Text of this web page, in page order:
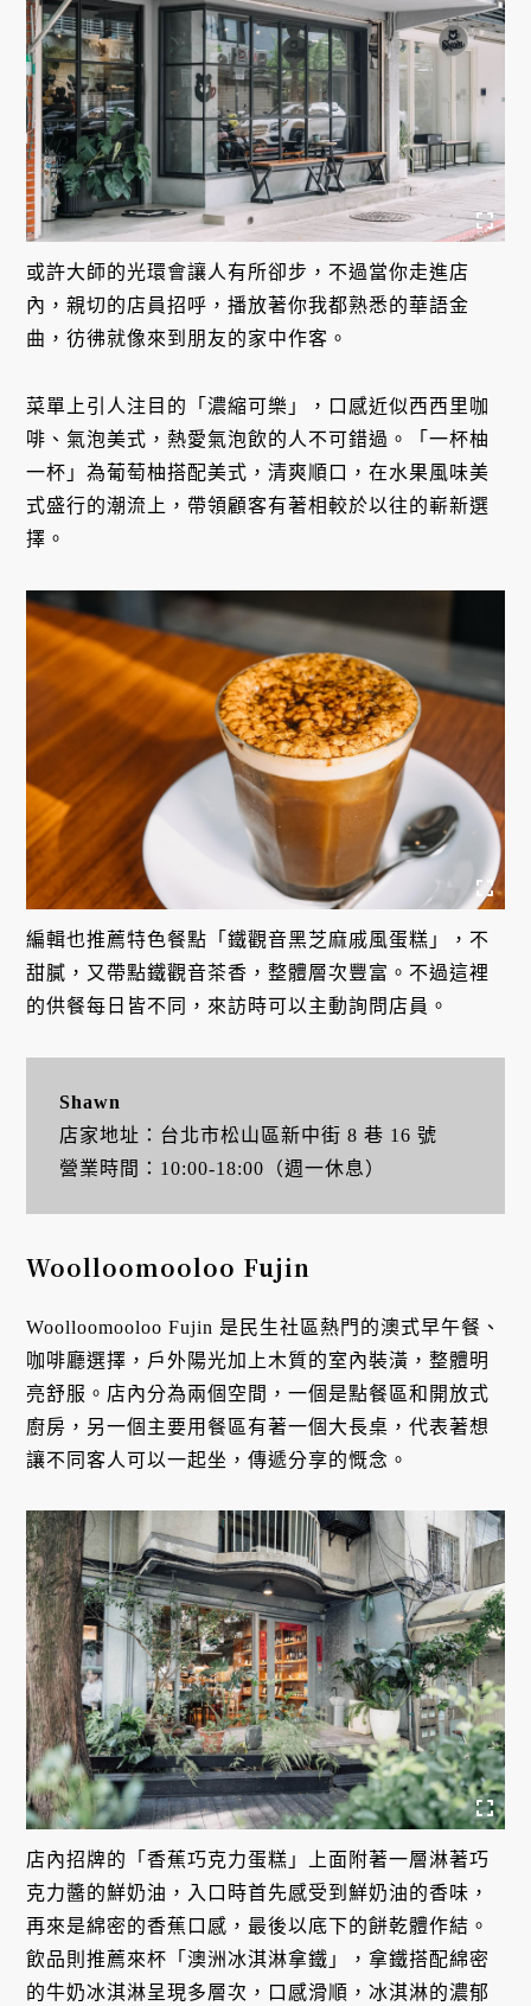
或許大師的光環會讓人有所卻步，不過當你走進店
內，親切的店員招呼，播放著你我都熟悉的華語金
曲，彷彿就像來到朋友的家中作客。
菜單上引人注目的「濃縮可樂」，口感近似西西里咖
啡、氣泡美式，熱愛氣泡飲的人不可錯過。「一杯柚
一杯」為葡萄柚搭配美式，清爽順口，在水果風味美
式盛行的潮流上，帶領顧客有著相較於以往的嶄新選
擇。
編輯也推薦特色餐點「鐵觀音黑芝麻戚風蛋糕」，不
甜膩，又帶點鐵觀音茶香，整體層次豐富。不過這裡
的供餐每日皆不同，來訪時可以主動詢問店員。
Shawn
店家地址：台北市松山區新中街 8 巷 16 號
營業時間：10:00-18:00（週一休息）
Woolloomooloo Fujin
Woolloomooloo Fujin 是民生社區熱門的澳式早午餐、
咖啡廳選擇，戶外陽光加上木質的室內裝潢，整體明
亮舒服。店內分為兩個空間，一個是點餐區和開放式
廚房，另一個主要用餐區有著一個大長桌，代表著想
讓不同客人可以一起坐，傳遞分享的慨念。
店內招牌的「香蕉巧克力蛋糕」上面附著一層淋著巧
克力醬的鮮奶油，入口時首先感受到鮮奶油的香味，
再來是綿密的香蕉口感，最後以底下的餅乾體作結。
飲品則推薦來杯「澳洲冰淇淋拿鐵」，拿鐵搭配綿密
的牛奶冰淇淋呈現多層次，口感滑順，冰淇淋的濃郁